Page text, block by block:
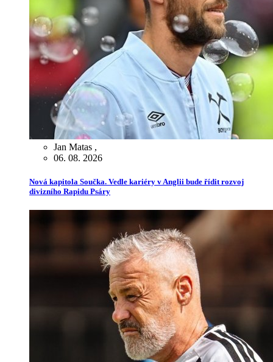
Jan Matas ,
06. 08. 2026
Nová kapitola Součka. Vedle kariéry v Anglii bude řídit rozvoj
divizního Rapidu Psáry